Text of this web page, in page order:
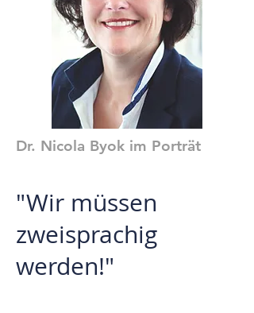
Dr. Nicola Byok im Porträt
"Wir müssen
zweisprachig
werden!"